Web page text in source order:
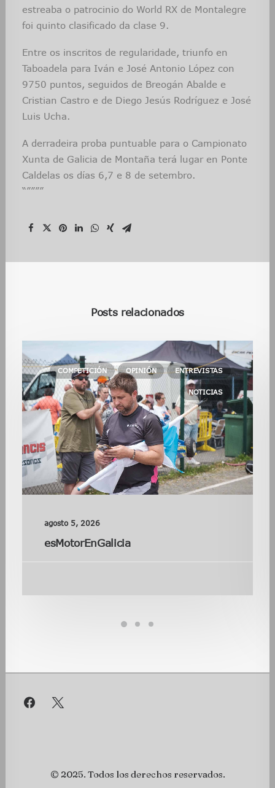
estreaba o patrocinio do World RX de Montalegre
foi quinto clasificado da clase 9.
Entre os inscritos de regularidade, triunfo en
Taboadela para Iván e José Antonio López con
9750 puntos, seguidos de Breogán Abalde e
Cristian Castro e de Diego Jesús Rodríguez e José
Luis Ucha.
A derradeira proba puntuable para o Campionato
Xunta de Galicia de Montaña terá lugar en Ponte
Caldelas os días 6,7 e 8 de setembro.
“””””
Posts relacionados
COMPETICIÓN OPINIÓN ENTREVISTAS
NOTICIAS
agosto 5, 2026
esMotorEnGalicia
© 2025. Todos los derechos reservados.